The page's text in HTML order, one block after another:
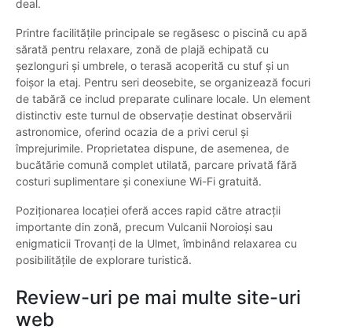
deal.
Printre facilitățile principale se regăsesc o piscină cu apă
sărată pentru relaxare, zonă de plajă echipată cu
șezlonguri și umbrele, o terasă acoperită cu stuf și un
foișor la etaj. Pentru seri deosebite, se organizează focuri
de tabără ce includ preparate culinare locale. Un element
distinctiv este turnul de observație destinat observării
astronomice, oferind ocazia de a privi cerul și
împrejurimile. Proprietatea dispune, de asemenea, de
bucătărie comună complet utilată, parcare privată fără
costuri suplimentare și conexiune Wi-Fi gratuită.
Poziționarea locației oferă acces rapid către atracții
importante din zonă, precum Vulcanii Noroioși sau
enigmaticii Trovanți de la Ulmet, îmbinând relaxarea cu
posibilitățile de explorare turistică.
Review-uri pe mai multe site-uri
web